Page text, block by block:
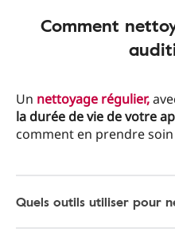
Comment
Un nettoyage régulier,
la durée de vie de votre
comment en prendre
Quels outils utiliser pour